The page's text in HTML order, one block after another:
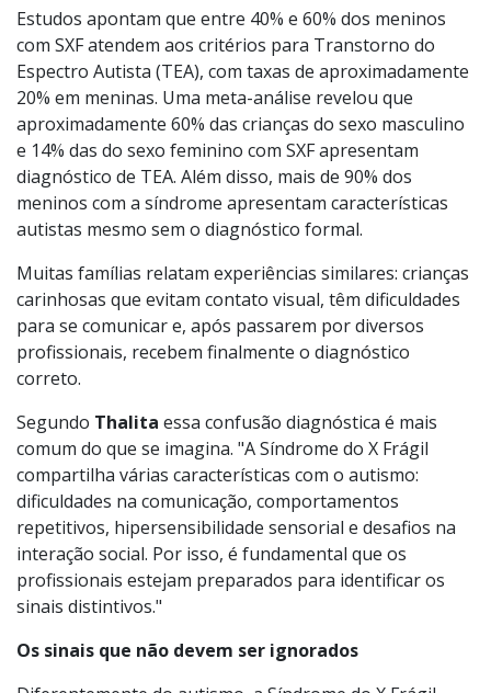
suas famílias,Thalita Possmoser.
A correlação com o autismo
Estudos apontam que entre 40% e 60% dos meninos
com SXF atendem aos critérios para Transtorno do
Espectro Autista (TEA), com taxas de aproximadamente
20% em meninas. Uma meta-análise revelou que
aproximadamente 60% das crianças do sexo masculino
diagnóstico de TEA. Além disso, mais de 90% dos
meninos com a síndrome apresentam características
autistas mesmo sem o diagnóstico formal.
Muitas famílias relatam experiências similares: crianças
para se comunicar e, após passarem por diversos
profissionais, recebem finalmente o diagnóstico
correto.
SegundoThalitaessa confusão diagnóstica é mais
comum do que se imagina. "A Síndrome do X Frágil
compartilha várias características com o autismo:
dificuldades na comunicação, comportamentos
interação social. Por isso, é fundamental que os